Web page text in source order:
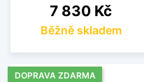
Cena
7 830 Kč
Běžně skladem
DOPRAVA ZDARMA